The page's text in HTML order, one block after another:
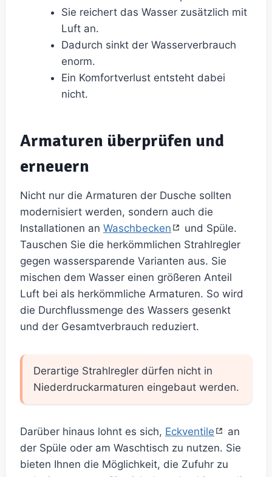
Sie reichert das Wasser zusätzlich mit
Luft an.
Dadurch sinkt der Wasserverbrauch
enorm.
Ein Komfortverlust entsteht dabei
nicht.
Armaturen überprüfen und
erneuern
Nicht nur die Armaturen der Dusche sollten
modernisiert werden, sondern auch die
Installationen an Waschbecken
und Spüle.
Tauschen Sie die herkömmlichen Strahlregler
gegen wassersparende Varianten aus. Sie
mischen dem Wasser einen größeren Anteil
Luft bei als herkömmliche Armaturen. So wird
die Durchflussmenge des Wassers gesenkt
und der Gesamtverbrauch reduziert.
Derartige Strahlregler dürfen nicht in
Niederdruckarmaturen eingebaut werden.
Darüber hinaus lohnt es sich, Eckventile
an
der Spüle oder am Waschtisch zu nutzen. Sie
bieten Ihnen die Möglichkeit, die Zufuhr zu